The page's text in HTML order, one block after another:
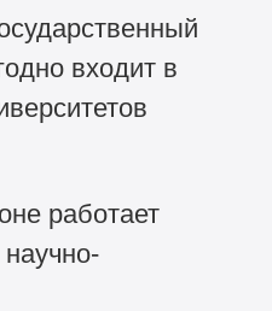
входит в
работает